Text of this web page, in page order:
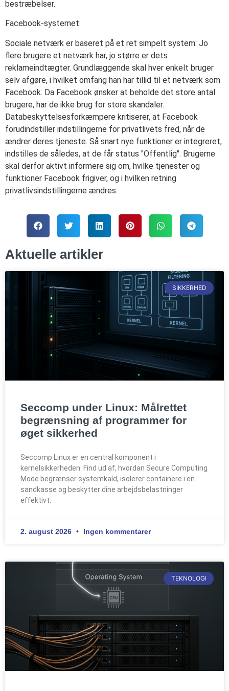
bestræbelser.
Facebook-systemet
Sociale netværk er baseret på et ret simpelt system: Jo
flere brugere et netværk har, jo større er dets
reklameindtægter. Grundlæggende skal hver enkelt bruger
selv afgøre, i hvilket omfang han har tillid til et netværk som
Facebook. Da Facebook ønsker at beholde det store antal
brugere, har de ikke brug for store skandaler.
Databeskyttelsesforkæmpere kritiserer, at Facebook
forudindstiller indstillingerne for privatlivets fred, når de
ændrer deres tjeneste. Så snart nye funktioner er integreret,
indstilles de således, at de får status "Offentlig". Brugerne
skal derfor aktivt informere sig om, hvilke tjenester og
funktioner Facebook frigiver, og i hvilken retning
privatlivsindstillingerne ændres.
Aktuelle artikler
SIKKERHED
Seccomp under Linux: Målrettet
begrænsning af programmer for
øget sikkerhed
Seccomp Linux er en central komponent i
kernelsikkerheden. Find ud af, hvordan Secure Computing
Mode begrænser systemkald, isolerer containere i en
sandkasse og beskytter dine arbejdsbelastninger
effektivt.
2. august 2026 Ingen kommentarer
TEKNOLOGI